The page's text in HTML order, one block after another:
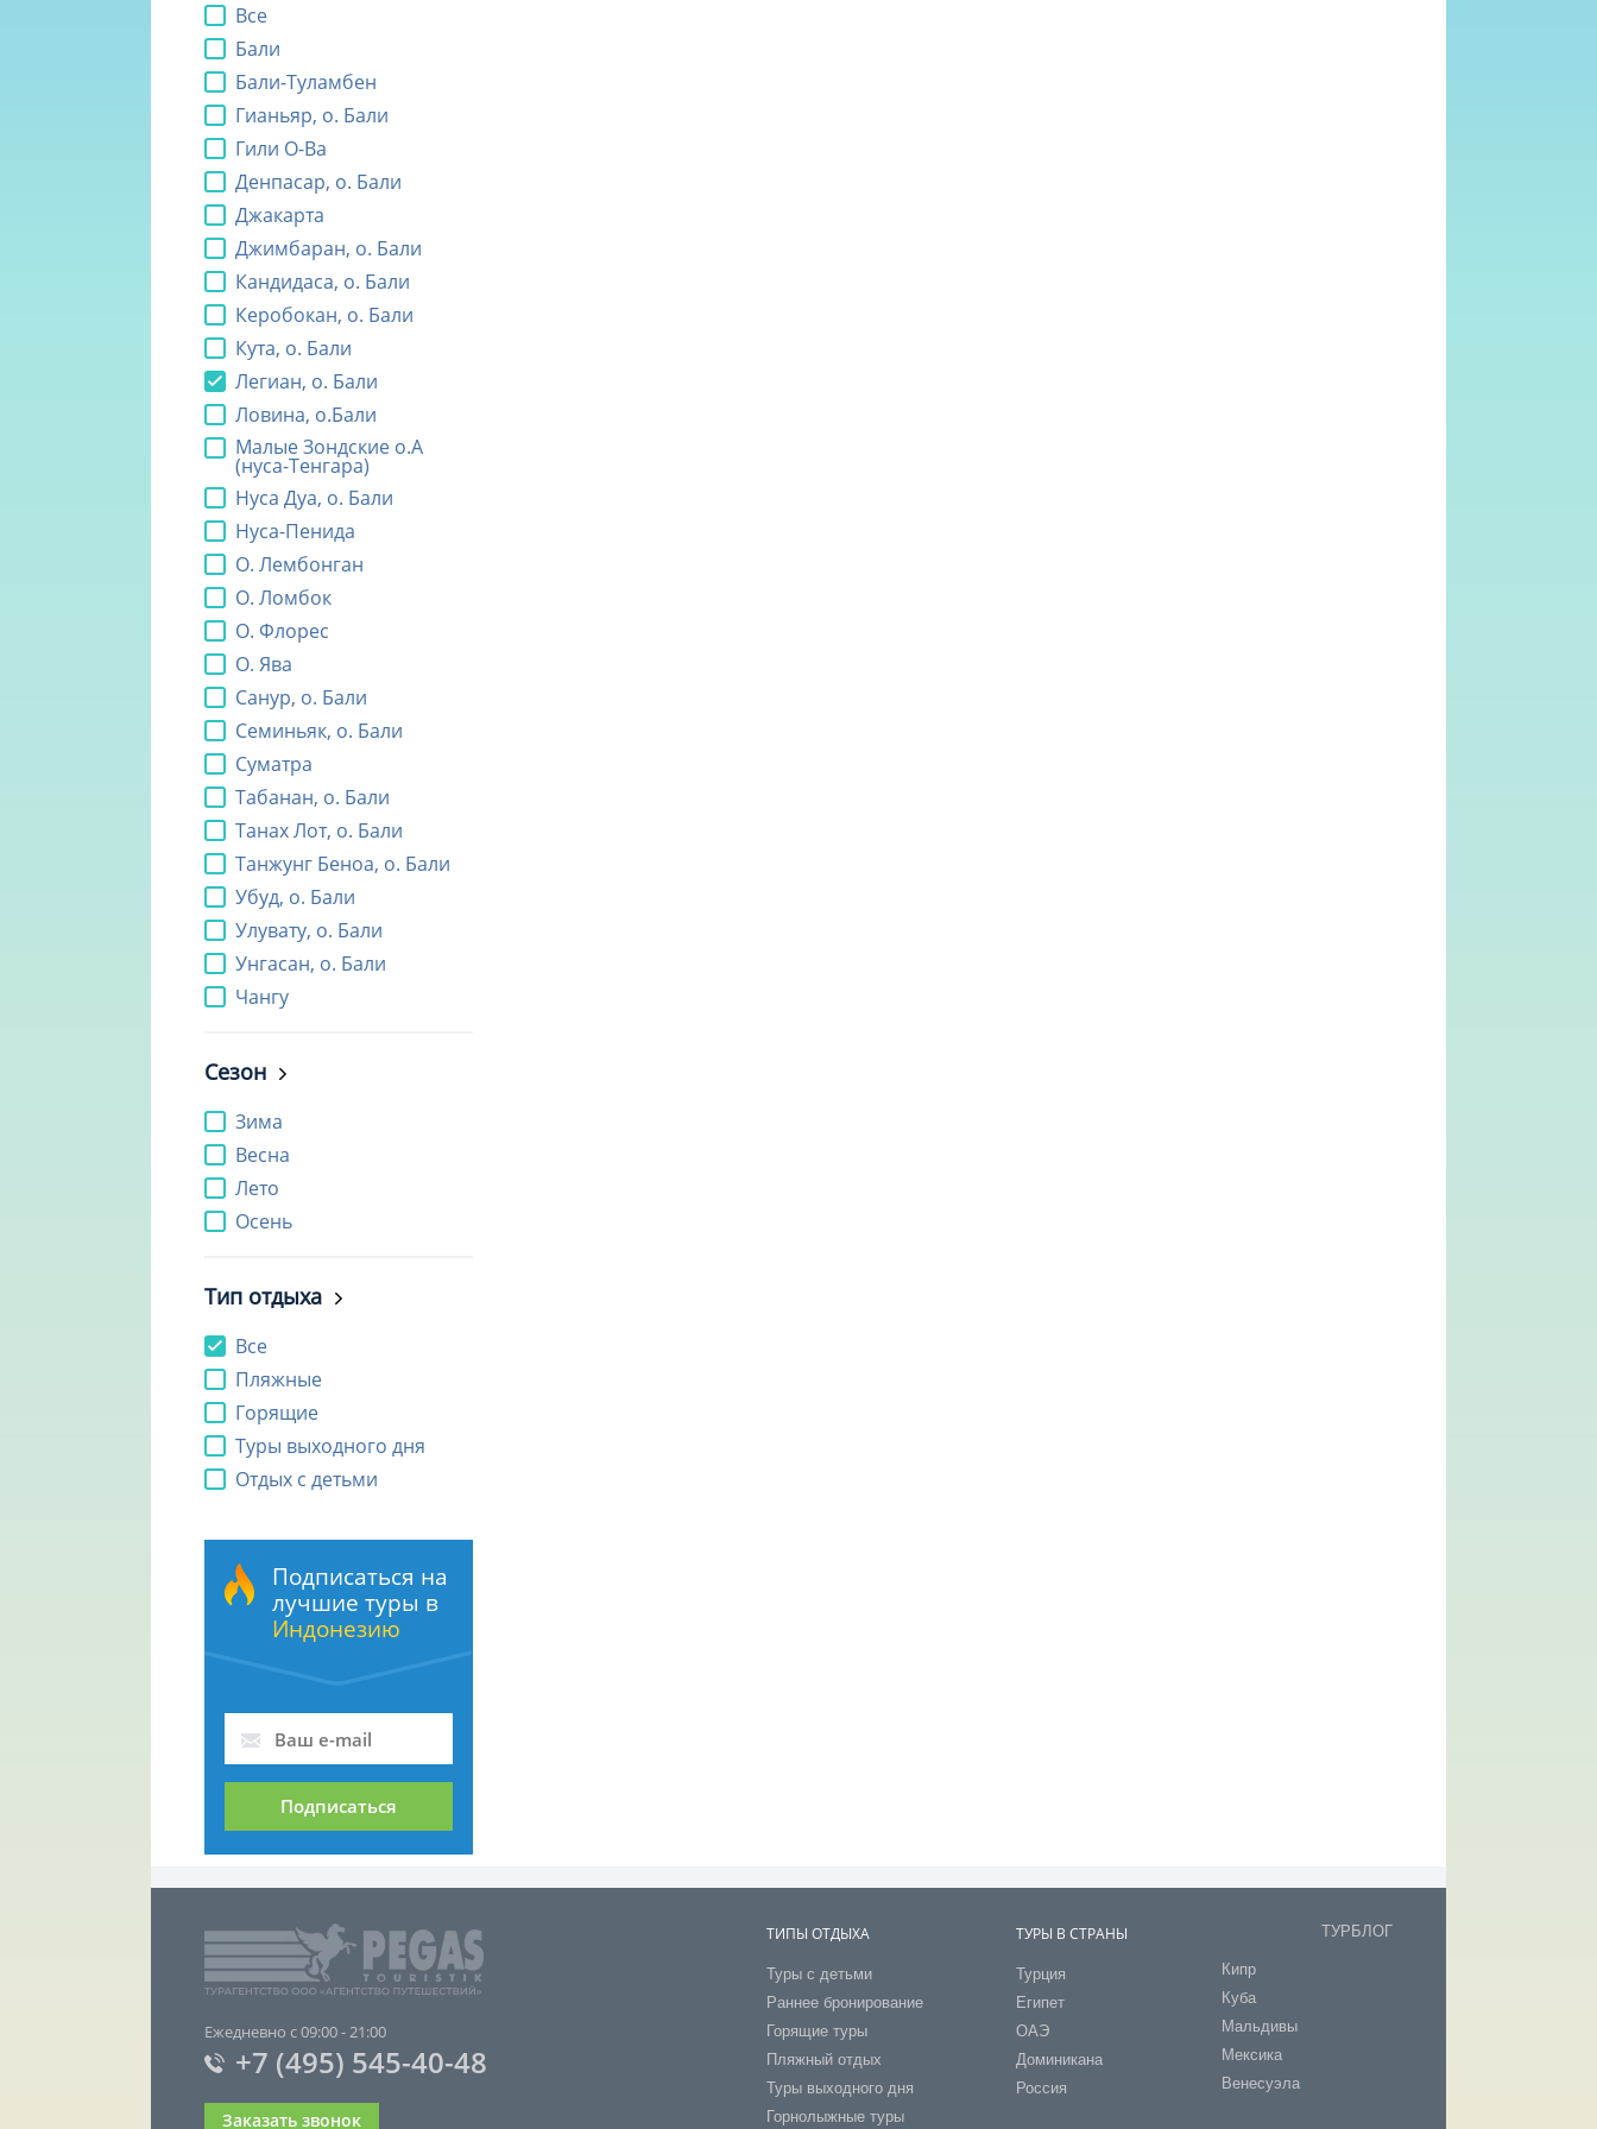
Все
Бали
Бали-Туламбен
Гианьяр, о. Бали
Гили О-Ва
Денпасар, о. Бали
Джакарта
Джимбаран, о. Бали
Кандидаса, о. Бали
Керобокан, о. Бали
Кута, о. Бали
Легиан, о. Бали
Ловина, о.Бали
Малые Зондские о.А
(нуса-Тенгара)
Нуса Дуа, о. Бали
Нуса-Пенида
О. Лембонган
О. Ломбок
О. Флорес
О. Ява
Санур, о. Бали
Семиньяк, о. Бали
Суматра
Табанан, о. Бали
Танах Лот, о. Бали
Танжунг Беноа, о. Бали
Убуд, о. Бали
Улувату, о. Бали
Унгасан, о. Бали
Чангу
Сезон
Зима
Весна
Лето
Осень
Тип отдыха
Все
Пляжные
Горящие
Туры выходного дня
Отдых с детьми
Подписаться на
лучшие туры в
Индонезию
Подписаться
Ежедневно с 09:00 - 21:00
+7 (495) 545-40-48
Заказать звонок
ТИПЫ ОТДЫХА
Туры с детьми
Раннее бронирование
Горящие туры
Пляжный отдых
Туры выходного дня
Горнолыжные туры
ТУРЫ В СТРАНЫ
Турция
Египет
ОАЭ
Доминикана
Россия
ТУРБЛОГ
Кипр
Куба
Мальдивы
Мексика
Венесуэла